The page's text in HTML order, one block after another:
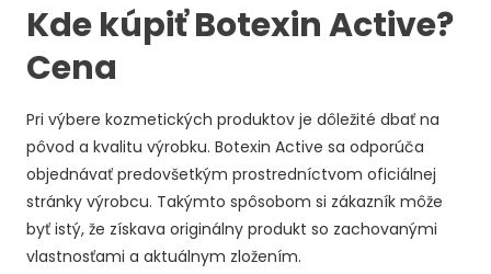
Kde kúpiť Botexin Active?
Cena
Pri výbere kozmetických produktov je dôležité dbať na
pôvod a kvalitu výrobku. Botexin Active sa odporúča
objednávať predovšetkým prostredníctvom oficiálnej
stránky výrobcu. Takýmto spôsobom si zákazník môže
byť istý, že získava originálny produkt so zachovanými
vlastnosťami a aktuálnym zložením.